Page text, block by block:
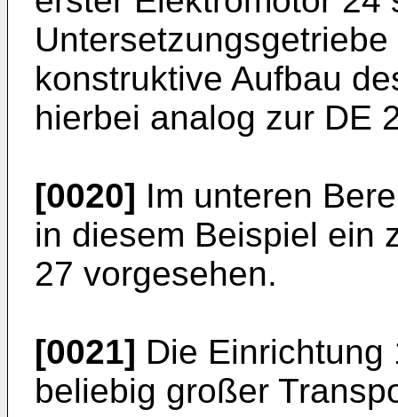
konstruktive Aufbau
hierbei analog zur DE
[0020] Im unteren
in diesem Beispiel ein
27 vorgesehen.
[0021] Die Einrichtung
beliebig großer